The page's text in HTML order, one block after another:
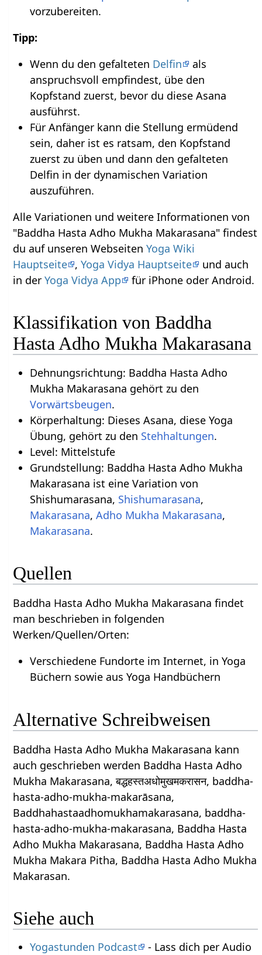
vorzubereiten.
Tipp:
Wenn du den gefalteten Delfin
als
anspruchsvoll empfindest, übe den
Kopfstand zuerst, bevor du diese Asana
ausführst.
Für Anfänger kann die Stellung ermüdend
sein, daher ist es ratsam, den Kopfstand
zuerst zu üben und dann den gefalteten
Delfin in der dynamischen Variation
auszuführen.
Alle Variationen und weitere Informationen von
"Baddha Hasta Adho Mukha Makarasana" findest
du auf unseren WebseitenYoga Wiki
Hauptseite ,Yoga Vidya Hauptseite
und auch
in derYoga Vidya App für iPhone oder Android.
Klassifikation von Baddha
Hasta Adho Mukha Makarasana
Dehnungsrichtung: Baddha Hasta Adho
Mukha Makarasana gehört zu den
Vorwärtsbeugen.
Körperhaltung: Dieses Asana, diese Yoga
Übung, gehört zu den Stehhaltungen.
Level: Mittelstufe
Grundstellung: Baddha Hasta Adho Mukha
Makarasana ist eine Variation von
Shishumarasana, Shishumarasana,
Makarasana, Adho Mukha Makarasana,
Makarasana.
Quellen
Baddha Hasta Adho Mukha Makarasana findet
man beschrieben in folgenden
Werken/Quellen/Orten:
Verschiedene Fundorte im Internet, in Yoga
Büchern sowie aus Yoga Handbüchern
Alternative Schreibweisen
Baddha Hasta Adho Mukha Makarasana kann
auch geschrieben werden Baddha Hasta Adho
Mukha Makarasana, बद्धहस्तअधोमुखमकरासन, baddha-
hasta-adho-mukha-makarāsana,
Baddhahastaadhomukhamakarasana, baddha-
hasta-adho-mukha-makarasana, Baddha Hasta
Adho Mukha Makarasana, Baddha Hasta Adho
Mukha Makara Pitha, Baddha Hasta Adho Mukha
Makarasan.
Siehe auch
Yogastunden Podcast
- Lass dich per Audio